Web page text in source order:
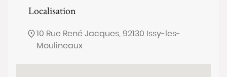
Localisation
10 Rue René Jacques, 92130 Issy-les-
Moulineaux